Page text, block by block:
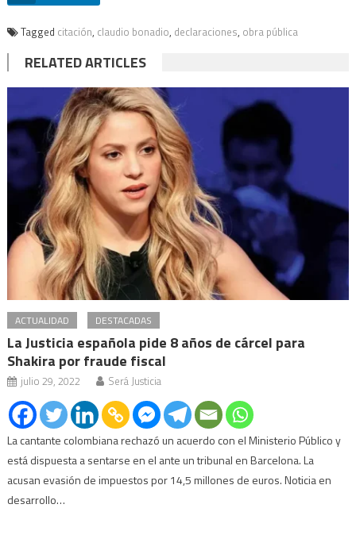
Tagged citación, claudio bonadio, declaraciones, obra pública
RELATED ARTICLES
ACTUALIDAD DESTACADAS
La Justicia española pide 8 años de cárcel para
Shakira por fraude fiscal
julio 29, 2022 Será Justicia
La cantante colombiana rechazó un acuerdo con el Ministerio Público y
está dispuesta a sentarse en el ante un tribunal en Barcelona. La
acusan evasión de impuestos por 14,5 millones de euros. Noticia en
desarrollo…